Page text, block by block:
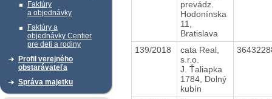
Faktúry
a objednávky
Faktúry a
objednávky Centier
pre deti a rodiny
Profil verejného
obstarávateľa
Správa majetku
prevádz.
Hodonínska
11,
Bratislava
139/2018
cata Real,
s.r.o.
J. Ťaliapka
1784, Dolný
kubín